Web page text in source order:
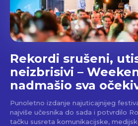
Rekordi srušeni,
neizbrisivi –
nadmašio sva
Punoletno izdanje najuticajnijeg
najviše učesnika do sada i potvrdilo
tačku susreta komunikacijske,